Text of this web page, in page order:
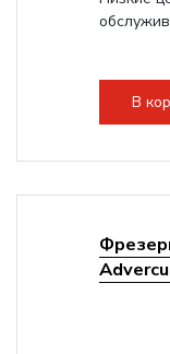
В